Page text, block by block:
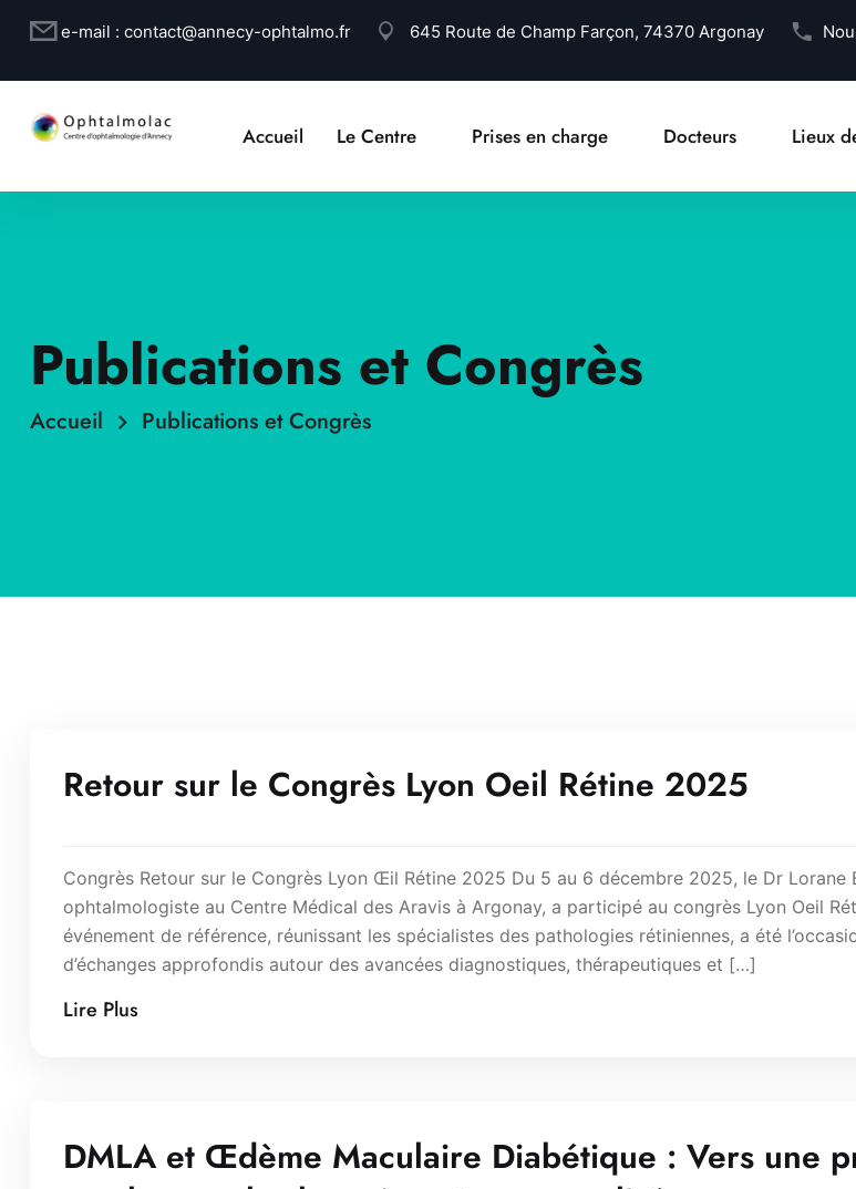
e-mail : contact@annecy-ophtalmo.fr 645 Route de Champ Farçon, 74370 Argonay
Accueil Le Centre Prises en charge Docteurs Lieux
Publications et Congrès
Accueil Publications et Congrès
Retour sur le Congrès Lyon Oeil Rétine 2025
Congrès Retour sur le Congrès Lyon Œil Rétine 2025 Du 5 au 6 décembre 2025, le Dr Lorane
ophtalmologiste au Centre Médical des Aravis à Argonay, a participé au congrès Lyon Oeil
événement de référence, réunissant les spécialistes des pathologies rétiniennes, a été
d’échanges approfondis autour des avancées diagnostiques, thérapeutiques et […]
Lire Plus
DMLA et Œdème Maculaire Diabétique : Vers une